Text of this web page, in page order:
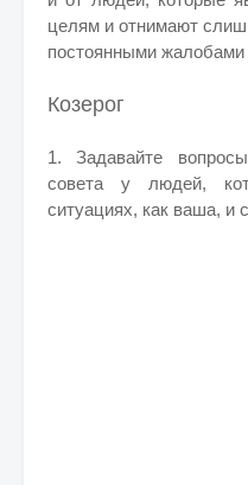
целям и отнимают
постоянными жалобами
Козерог
1. Задавайте
совета у людей,
ситуациях, как ваша, и